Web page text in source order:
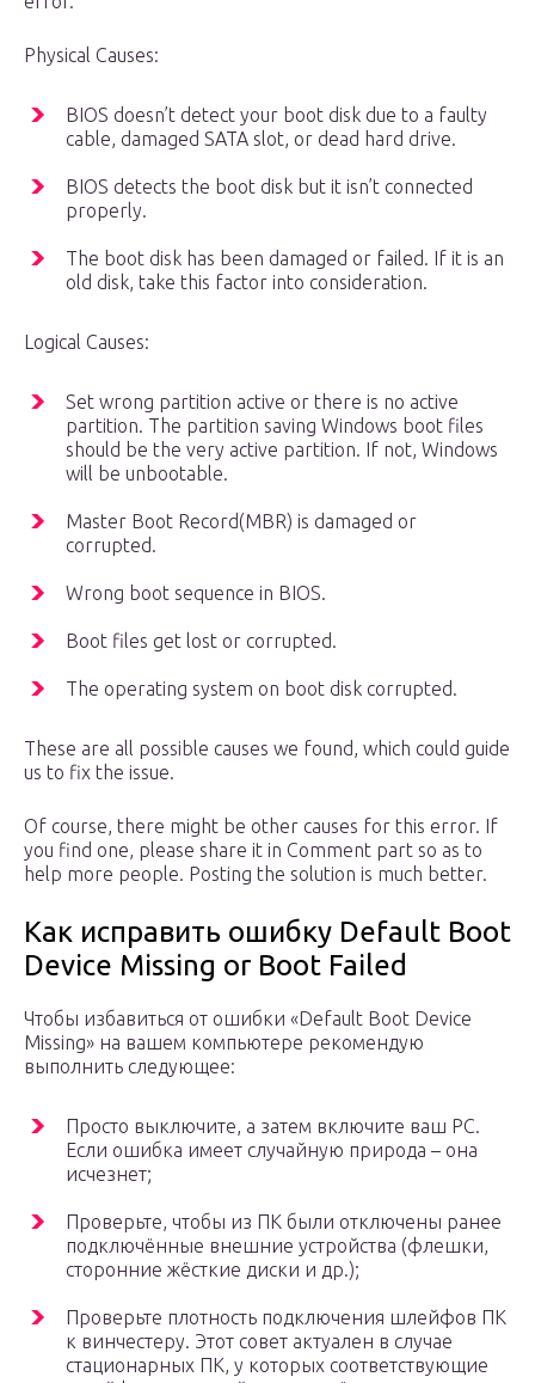
Physical Causes:
BIOS doesn’t detect your boot disk due to a faulty
cable, damaged SATA slot, or dead hard drive.
BIOS detects the boot disk but it isn’t connected
properly.
The boot disk has been damaged or failed. If it is an
old disk, take this factor into consideration.
Logical Causes:
Set wrong partition active or there is no active
partition. The partition saving Windows boot files
should be the very active partition. If not, Windows
will be unbootable.
Master Boot Record(MBR) is damaged or
corrupted.
Wrong boot sequence in BIOS.
Boot files get lost or corrupted.
The operating system on boot disk corrupted.
These are all possible causes we found, which could guide
us to fix the issue.
Of course, there might be other causes for this error. If
you find one, please share it in Comment part so as to
help more people. Posting the solution is much better.
Как исправить ошибку Default Boot
Device Missing or Boot Failed
Чтобы избавиться от ошибки «Default Boot Device
Missing» на вашем компьютере рекомендую
выполнить следующее:
Просто выключите, а затем включите ваш PC.
Если ошибка имеет случайную природа – она
исчезнет;
Проверьте, чтобы из ПК были отключены ранее
подключённые внешние устройства (флешки,
сторонние жёсткие диски и др.);
Проверьте плотность подключения шлейфов ПК
к винчестеру. Этот совет актуален в случае
стационарных ПК, у которых соответствующие